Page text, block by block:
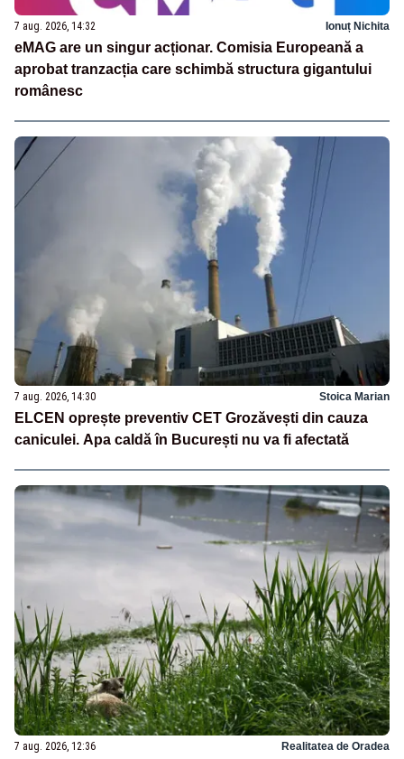
7 aug. 2026, 14:32 Ionuț Nichita
eMAG are un singur acționar. Comisia Europeană a
aprobat tranzacția care schimbă structura gigantului
românesc
7 aug. 2026, 14:30 Stoica Marian
ELCEN oprește preventiv CET Grozăvești din cauza
caniculei. Apa caldă în București nu va fi afectată
7 aug. 2026, 12:36 Realitatea de Oradea